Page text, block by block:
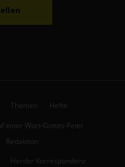
Themen Hefte
einer Wort-Gottes-Feier
Redaktion
Herder Korrespondenz